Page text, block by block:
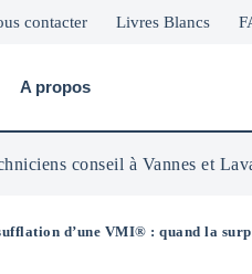
contacter Livres Blancs
A propos
conseil à Vannes et
d’une VMI® : quand la